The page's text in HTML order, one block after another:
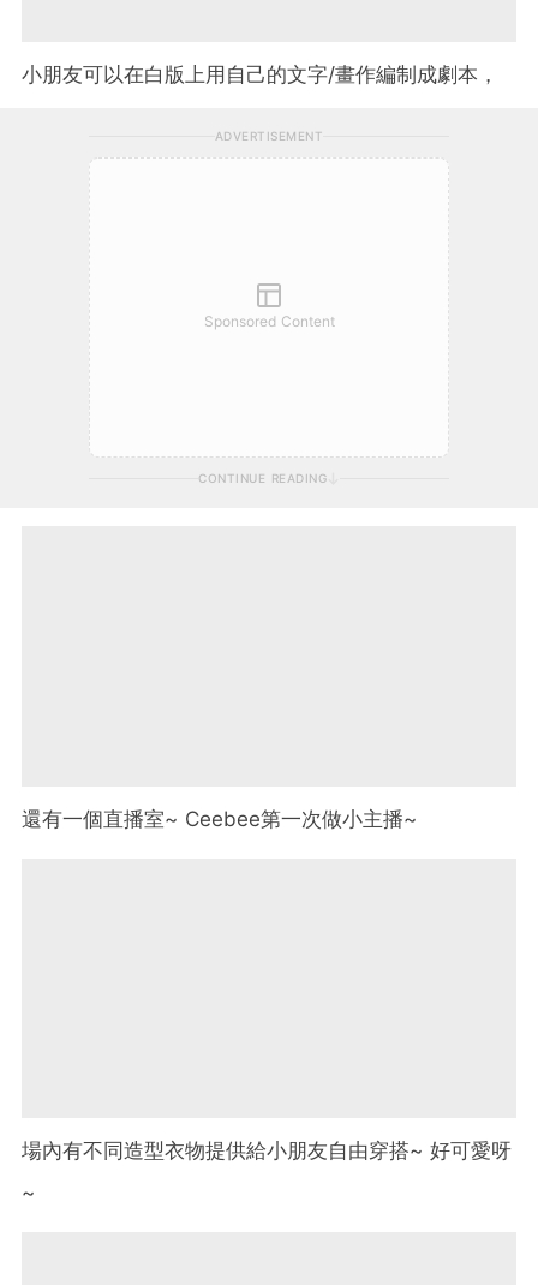
小朋友可以在白版上用自己的文字/畫作編制成劇本，
ADVERTISEMENT
Sponsored Content
CONTINUE READING
還有一個直播室~ Ceebee第一次做小主播~
場內有不同造型衣物提供給小朋友自由穿搭~ 好可愛呀
~